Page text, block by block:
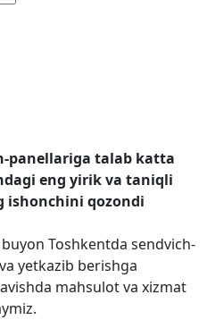
panellariga talab katta
eng yirik va taniqli
ishonchini qozondi
Toshkentda sendvich-
yetkazib berishga
mahsulot va xizmat